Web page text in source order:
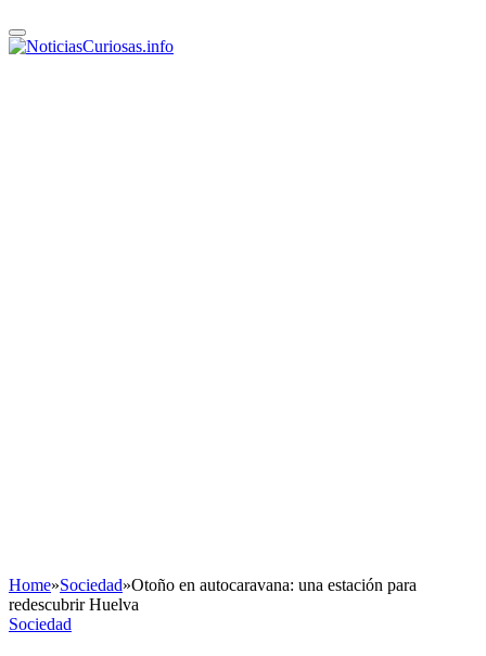
Home»Sociedad»Otoño en autocaravana: una estación para
redescubrir Huelva
Sociedad